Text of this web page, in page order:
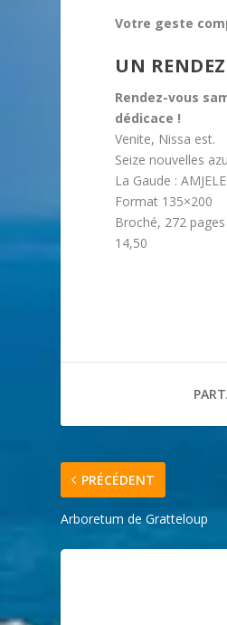
Votre geste
UN
Rendez-vous
dédicace !
Venite, Nissa est.
Seize nouvelles
La Gaude :
Format 135×200
Broché, 272 pages
14,50
PRÉCÉDENT
Arboretum de Gratteloup